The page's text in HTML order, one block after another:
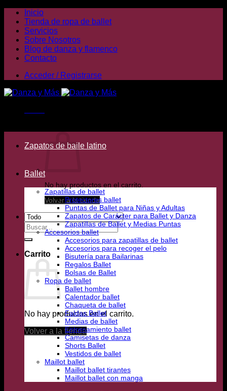
Saltar
contenido
Inicio
Tienda de ropa de ballet
Servicios
Sobre Nosotros
Blog de danza y flamenco
Contacto
Acceder / Registrarse
No hay productos en el carrito.
Volver a la tienda
Buscar
por:
Carrito
No hay productos en el carrito.
Volver a la tienda
Zapatos de baile latino
Ballet
Zapatillas de ballet
Protectores ballet
Puntas de Ballet para Niñas y Adultas
Zapatos de Carácter para Ballet y Danza
Zapatillas de Ballet y Medias Puntas
Accesorios ballet
Accesorios para zapatillas de ballet
Accesorios para recoger el pelo
Bisutería para Bailarinas
Regalos Ballet
Bolsas de Ballet
Ropa de ballet
Ballet hombre
Calentador ballet
Chaqueta de ballet
Faldas Ballet
Medias de ballet
Entrenamiento ballet
Camisetas de danza
Shorts Ballet
Vestidos de ballet
Maillot ballet
Maillot ballet tirantes
Maillot ballet con manga